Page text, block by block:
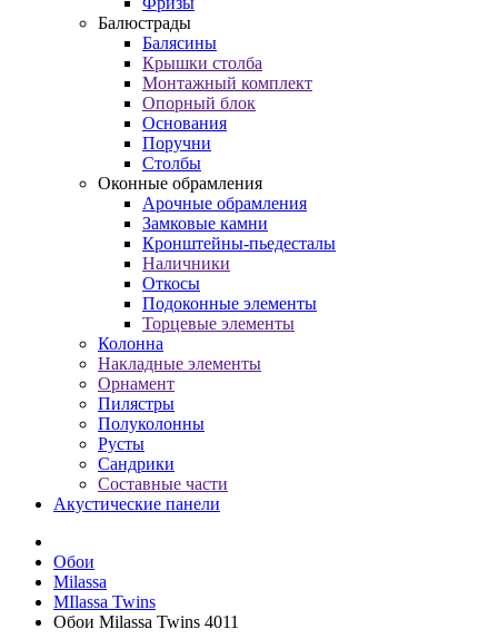
Балюстрады
Балясины
Крышки столба
Монтажный комплект
Опорный блок
Основания
Поручни
Столбы
Оконные обрамления
Арочные обрамления
Замковые камни
Кронштейны-пьедесталы
Наличники
Откосы
Подоконные элементы
Торцевые элементы
Колонна
Накладные элементы
Орнамент
Пилястры
Полуколонны
Русты
Сандрики
Составные части
Акустические панели
Обои
Milassa
MIlassa Twins
Обои Milassa Twins 4011